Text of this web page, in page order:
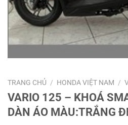
TRANG CHỦ / HONDA VIỆT NAM /
VARIO 125 – KHOÁ
DÀN ÁO MÀU:TRẮNG